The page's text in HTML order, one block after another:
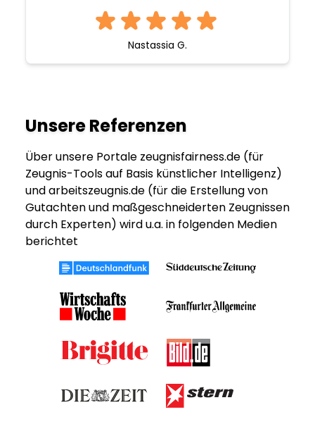
Nastassia G.
Unsere Referenzen
Über unsere Portale zeugnisfairness.de (für
Zeugnis-Tools auf Basis künstlicher Intelligenz)
und arbeitszeugnis.de (für die Erstellung von
Gutachten und maßgeschneiderten Zeugnissen
durch Experten) wird u.a. in folgenden Medien
berichtet